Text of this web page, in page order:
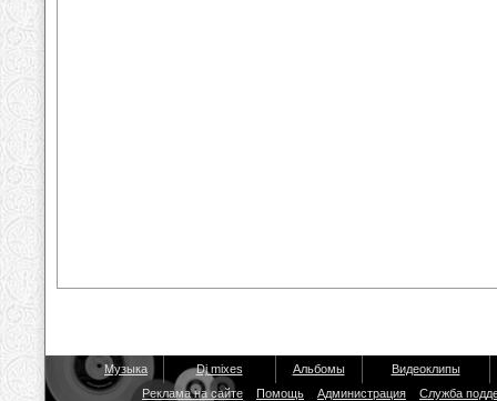
Музыка Dj mixes Альбомы
Видеоклипы
Реклама на сайте
Помощь Администрация Служба